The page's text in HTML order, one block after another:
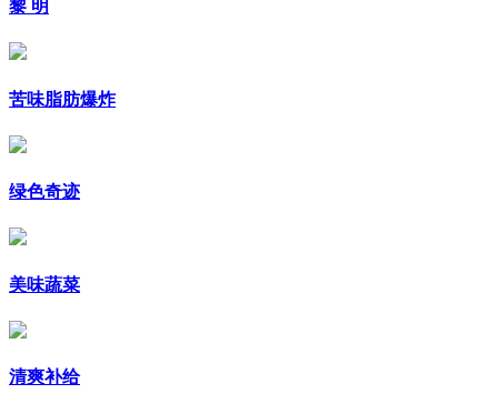
黎 明
苦味脂肪爆炸
绿色奇迹
美味蔬菜
清爽补给